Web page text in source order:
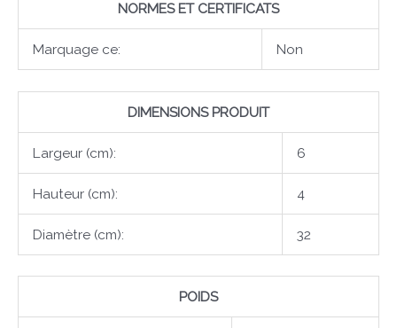
NORMES ET CERTIFICATS
Marquage ce: Non
DIMENSIONS PRODUIT
Largeur (cm): 6
Hauteur (cm): 4
Diamètre (cm): 32
POIDS